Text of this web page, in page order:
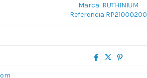
Marca: RUTHINIUM
Referencia RP21000200